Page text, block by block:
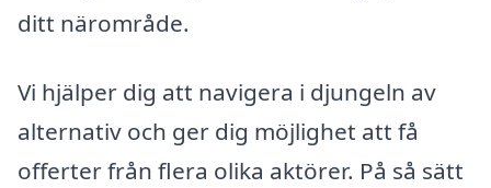
ditt närområde.
Vi hjälper dig att navigera i djungeln av
alternativ och ger dig möjlighet att få
offerter från flera olika aktörer. På så sätt